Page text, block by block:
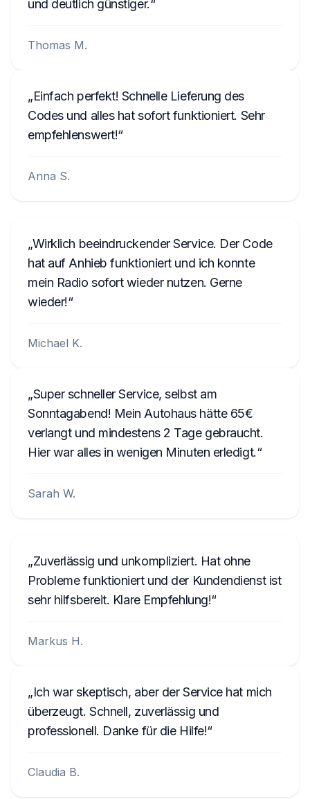
und deutlich günstiger.
Thomas M.
Einfach perfekt! Schnelle Lieferung des
Codes und alles hat sofort funktioniert. Sehr
empfehlenswert!
Anna S.
Wirklich beeindruckender Service. Der Code
hat auf Anhieb funktioniert und ich konnte
mein Radio sofort wieder nutzen. Gerne
wieder!
Michael K.
Super schneller Service, selbst am
Sonntagabend! Mein Autohaus hätte 65€
verlangt und mindestens 2 Tage gebraucht.
Hier war alles in wenigen Minuten erledigt.
Sarah W.
Zuverlässig und unkompliziert. Hat ohne
Probleme funktioniert und der Kundendienst ist
sehr hilfsbereit. Klare Empfehlung!
Markus H.
Ich war skeptisch, aber der Service hat mich
überzeugt. Schnell, zuverlässig und
professionell. Danke für die Hilfe!
Claudia B.